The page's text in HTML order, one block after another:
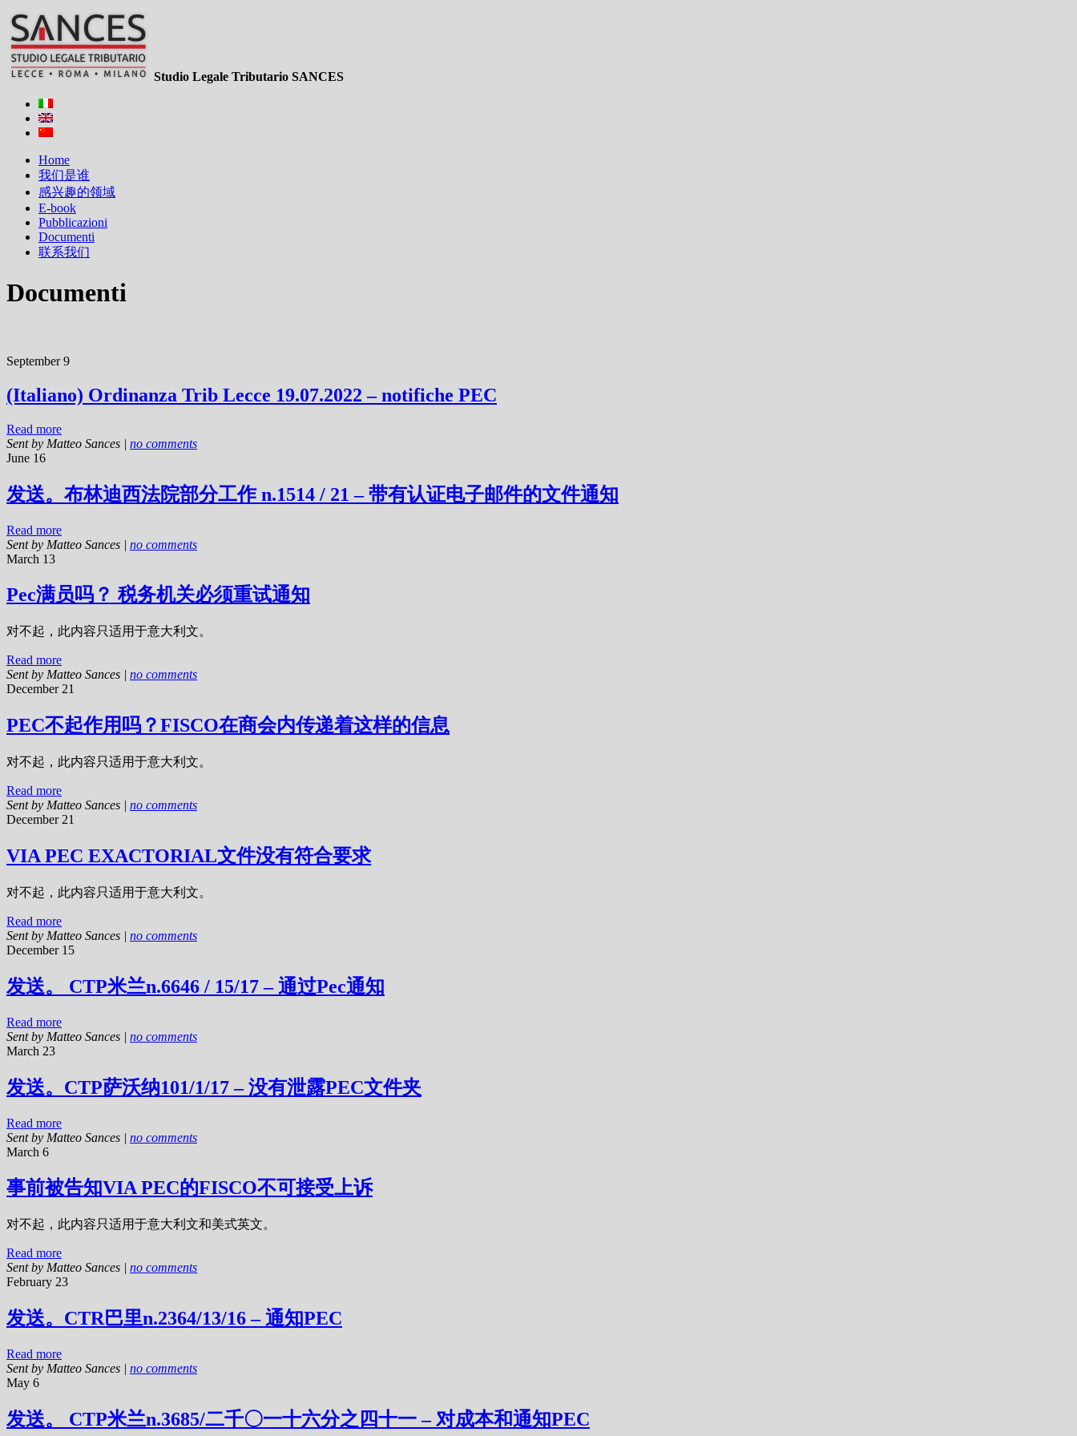
Studio Legale Tributario SANCES
Home
我们是谁
感兴趣的领域
E-book
Pubblicazioni
Documenti
联系我们
Documenti
September 9
(Italiano) Ordinanza Trib Lecce 19.07.2022 – notifiche PEC
Read more
Sent by Matteo Sances | no comments
June 16
发送。布林迪西法院部分工作 n.1514 / 21 – 带有认证电子邮件的文件通知
Read more
Sent by Matteo Sances | no comments
March 13
Pec满员吗？ 税务机关必须重试通知
对不起，此内容只适用于意大利文。
Read more
Sent by Matteo Sances | no comments
December 21
PEC不起作用吗？FISCO在商会内传递着这样的信息
对不起，此内容只适用于意大利文。
Read more
Sent by Matteo Sances | no comments
December 21
VIA PEC EXACTORIAL文件没有符合要求
对不起，此内容只适用于意大利文。
Read more
Sent by Matteo Sances | no comments
December 15
发送。 CTP米兰n.6646 / 15/17 – 通过Pec通知
Read more
Sent by Matteo Sances | no comments
March 23
发送。CTP萨沃纳101/1/17 – 没有泄露PEC文件夹
Read more
Sent by Matteo Sances | no comments
March 6
事前被告知VIA PEC的FISCO不可接受上诉
对不起，此内容只适用于意大利文和美式英文。
Read more
Sent by Matteo Sances | no comments
February 23
发送。CTR巴里n.2364/13/16 – 通知PEC
Read more
Sent by Matteo Sances | no comments
May 6
发送。 CTP米兰n.3685/二千〇一十六分之四十一 – 对成本和通知PEC